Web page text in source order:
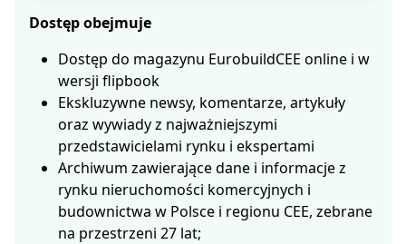
Dostęp obejmuje
Dostęp do magazynu EurobuildCEE online i w
wersji flipbook
Ekskluzywne newsy, komentarze, artykuły
oraz wywiady z najważniejszymi
przedstawicielami rynku i ekspertami
Archiwum zawierające dane i informacje z
rynku nieruchomości komercyjnych i
budownictwa w Polsce i regionu CEE, zebrane
na przestrzeni 27 lat;